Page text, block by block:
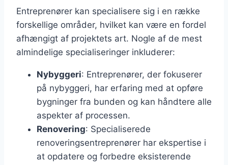
Entreprenører kan specialisere sig i en række
forskellige områder, hvilket kan være en fordel
afhængigt af projektets art. Nogle af de mest
almindelige specialiseringer inkluderer:
Nybyggeri: Entreprenører, der fokuserer
på nybyggeri, har erfaring med at opføre
bygninger fra bunden og kan håndtere alle
aspekter af processen.
Renovering: Specialiserede
renoveringsentreprenører har ekspertise i
at opdatere og forbedre eksisterende